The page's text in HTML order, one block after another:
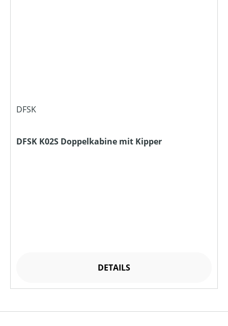
DFSK
DFSK K02S Doppelkabine mit Kipper
DETAILS